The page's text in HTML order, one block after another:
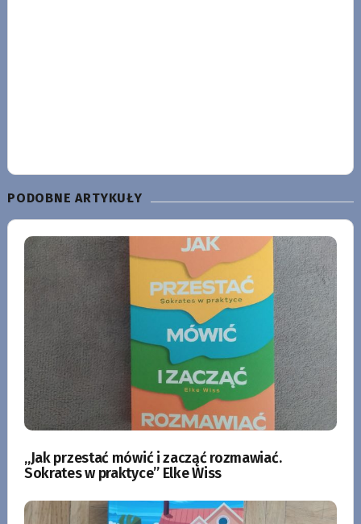
PODOBNE ARTYKUŁY
„Jak przestać mówić i zacząć rozmawiać.
Sokrates w praktyce” Elke Wiss